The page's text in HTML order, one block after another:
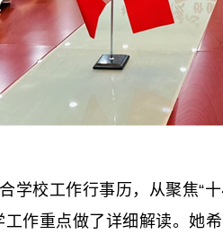
工作行事历，从聚焦“十
作重点做了详细解读。